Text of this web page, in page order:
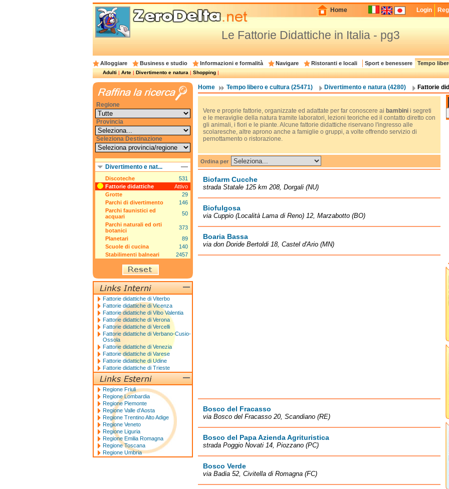
Home Login
Le Fattorie Didattiche in Italia - pg3
Alloggiare Business e studio Informazioni e formalità Navigare Ristoranti e locali Sport e benessere Tempo
Adulti|Arte|Divertimento e natura|Shopping|
Home Tempo libero e cultura (25471) Divertimento e natura (4280) Fattorie
Vere e proprie fattorie, organizzate ed adattate per far conoscere ai bambini i segreti
e le meraviglie della natura tramite laboratori, lezioni teoriche ed il contatto diretto con
gli animali, i fiori e le piante. Alcune fattorie didattiche riservano l'ingresso alle
scolaresche, altre aprono anche a famiglie o gruppi, a volte offrendo servizio di
pernottamento o ristorazione.
Ordina per
Biofarm Cucche
strada Statale 125 km 208, Dorgali (NU)
Biofulgosa
via Cuppio (Località Lama di Reno) 12, Marzabotto (BO)
Boaria Bassa
via don Doride Bertoldi 18, Castel d'Ario (MN)
Bosco del Fracasso
via Bosco del Fracasso 20, Scandiano (RE)
Bosco del Papa Azienda Agrituristica
strada Poggio Novati 14, Piozzano (PC)
Bosco Verde
via Badia 52, Civitella di Romagna (FC)
Regione
Provincia
Seleziona Destinazione
Divertimento e nat...
Discoteche
531
Fattorie didattiche
Attivo
Grotte
29
Parchi di divertimento
146
Parchi faunistici ed
acquari
50
Parchi naturali ed orti
botanici
373
Planetari
89
Scuole di cucina
140
Stabilimenti balneari
2457
Fattorie didattiche di Viterbo
Fattorie didattiche di Vicenza
Fattorie didattiche di Vibo Valentia
Fattorie didattiche di Verona
Fattorie didattiche di Vercelli
Fattorie didattiche di Verbano-Cusio-
Ossola
Fattorie didattiche di Venezia
Fattorie didattiche di Varese
Fattorie didattiche di Udine
Fattorie didattiche di Trieste
Regione Friuli
Regione Lombardia
Regione Piemonte
Regione Valle d'Aosta
Regione Trentino Alto Adige
Regione Veneto
Regione Liguria
Regione Emilia Romagna
Regione Toscana
Regione Umbria